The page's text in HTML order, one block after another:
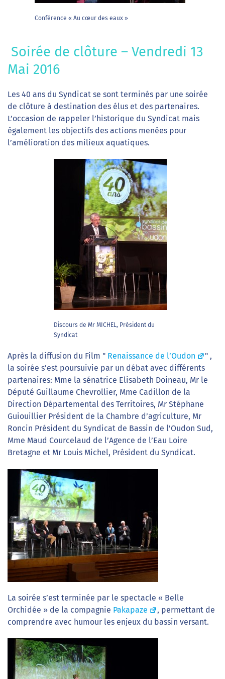
Conférence « Au cœur des eaux »
Soirée de clôture – Vendredi 13
Mai 2016
Les 40 ans du Syndicat se sont terminés par une soirée
de clôture à destination des élus et des partenaires.
L’occasion de rappeler l’historique du Syndicat mais
également les objectifs des actions menées pour
l’amélioration des milieux aquatiques.
Discours de Mr MICHEL, Président du
Syndicat
Après la diffusion du Film " Renaissance de l’Oudon
" ,
la soirée s’est poursuivie par un débat avec différents
partenaires: Mme la sénatrice Elisabeth Doineau, Mr le
Député Guillaume Chevrollier, Mme Cadillon de la
Direction Départemental des Territoires, Mr Stéphane
Guiouillier Président de la Chambre d’agriculture, Mr
Roncin Président du Syndicat de Bassin de l’Oudon Sud,
Mme Maud Courcelaud de l’Agence de l’Eau Loire
Bretagne et Mr Louis Michel, Président du Syndicat.
La soirée s’est terminée par le spectacle « Belle
Orchidée » de la compagnie Pakapaze
, permettant de
comprendre avec humour les enjeux du bassin versant.